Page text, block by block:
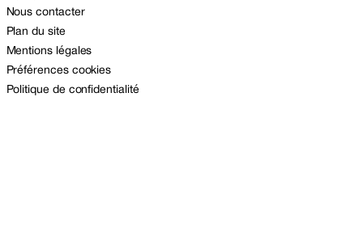
Nous contacter
Plan du site
Mentions légales
Préférences cookies
Politique de confidentialité